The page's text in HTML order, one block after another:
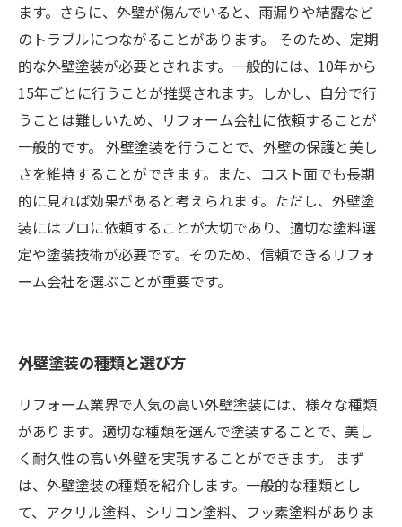
ます。さらに、外壁が傷んでいると、雨漏りや結露など
のトラブルにつながることがあります。 そのため、定期
的な外壁塗装が必要とされます。一般的には、10年から
15年ごとに行うことが推奨されます。しかし、自分で行
うことは難しいため、リフォーム会社に依頼することが
一般的です。 外壁塗装を行うことで、外壁の保護と美し
さを維持することができます。また、コスト面でも長期
的に見れば効果があると考えられます。ただし、外壁塗
装にはプロに依頼することが大切であり、適切な塗料選
定や塗装技術が必要です。そのため、信頼できるリフォ
ーム会社を選ぶことが重要です。
外壁塗装の種類と選び方
リフォーム業界で人気の高い外壁塗装には、様々な種類
があります。適切な種類を選んで塗装することで、美し
く耐久性の高い外壁を実現することができます。 まず
は、外壁塗装の種類を紹介します。一般的な種類とし
て、アクリル塗料、シリコン塗料、フッ素塗料がありま